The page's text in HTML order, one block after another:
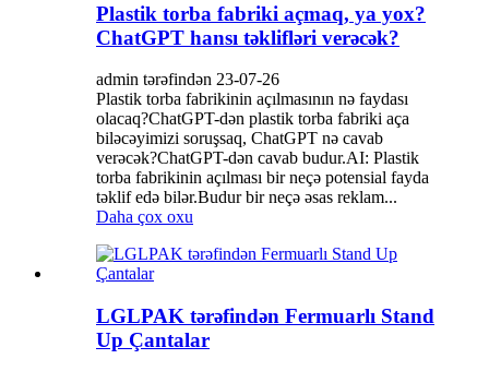
Plastik torba fabriki açmaq, ya yox?
ChatGPT hansı təklifləri verəcək?
admin tərəfindən 23-07-26
Plastik torba fabrikinin açılmasının nə faydası
olacaq?ChatGPT-dən plastik torba fabriki aça
biləcəyimizi soruşsaq, ChatGPT nə cavab
verəcək?ChatGPT-dən cavab budur.AI: Plastik
torba fabrikinin açılması bir neçə potensial fayda
təklif edə bilər.Budur bir neçə əsas reklam...
Daha çox oxu
LGLPAK tərəfindən Fermuarlı Stand
Up Çantalar